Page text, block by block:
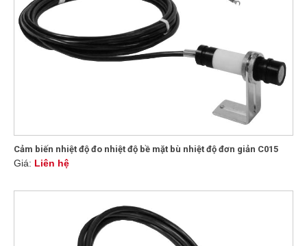
Cảm biến nhiệt độ đo nhiệt độ bề mặt bù nhiệt độ đơn giản C015
Giá: Liên hệ